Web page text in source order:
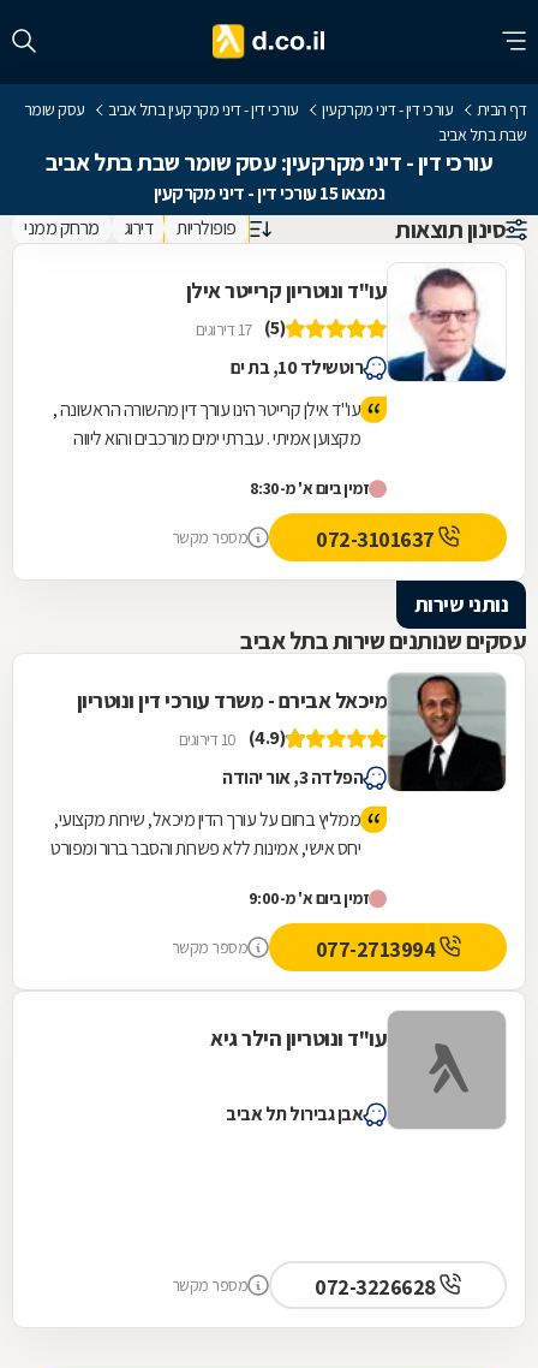
דף הבית עורכי דין - דיני מקרקעין עורכי דין - דיני מקרקעין בתל אביב
עסק שומר
שבת בתל אביב
עורכי דין - דיני מקרקעין: עסק שומר שבת בתל אביב
נמצאו 15 עורכי דין - דיני מקרקעין
סינון תוצאות פופולריות דירוג מרחק ממני
עו"ד ונוטריון קרייטר אילן
(5) 17 דירוגים
רוטשילד 10, בת ים
עו"ד אילן קרייטר הינו עורך דין מהשורה הראשונה ,
מקצוען אמיתי . עברתי ימים מורכבים והוא ליווה
מלא במקרה. היה זמין עבורי תמיד גם בשעות לא
שיגרתיות ואפילו בשבת . כל עצה שלו שווה זהב .
נתן לי שקט ורוגע נפשי לעבור ימים מורכבים
וסוערים. אילן תודה מקרב לב ומאחל לך בריאות
ולכל כך הרבה אנשים .
זמין ביום א' מ-8:30
מספר מקשר
נותני שירות
עסקים שנותנים שירות בתל אביב
מיכאל אבירם - משרד עורכי דין ונוטריון
(4.9) 10 דירוגים
הפלדה 3, אור יהודה
ממליץ בחום על עורך הדין מיכאל, שירות מקצועי,
יחס אישי, אמינות ללא פשרות והסבר ברור ומפורט
זמין ביום א' מ-9:00
077-2713994 מספר מקשר
עו"ד ונוטריון הילר גיא
אבן גבירול תל אביב
072-3226628 מספר מקשר